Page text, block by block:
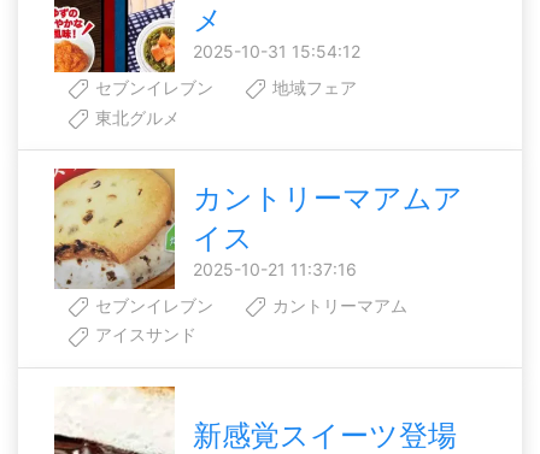
メ
2025-10-31 15:54:12
セブンイレブン
地域フェア
東北グルメ
カントリーマアムア
イス
2025-10-21 11:37:16
セブンイレブン
カントリーマアム
アイスサンド
新感覚スイーツ登場